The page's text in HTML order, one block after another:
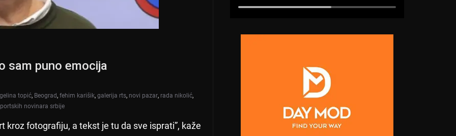
sam puno emocija
topić, Beograd, fehim karišik, galerija rts, novi pazar, rada nikolić,
novinara srbije
kroz fotografiju, a tekst je tu da sve isprati”, kaže